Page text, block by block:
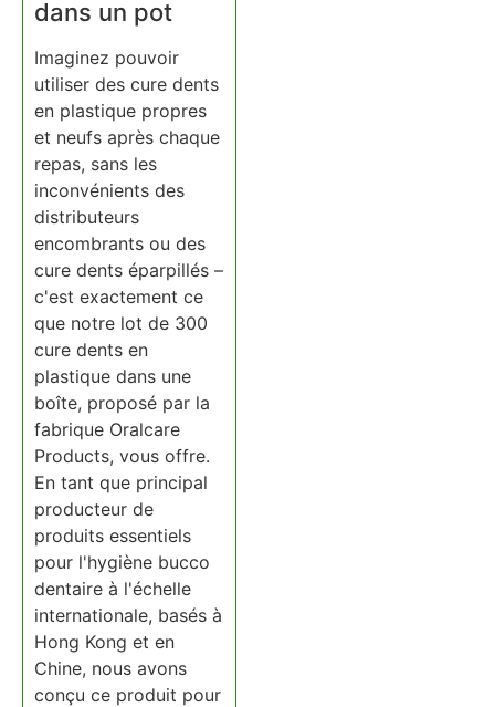
dans un pot
Imaginez pouvoir
utiliser des cure dents
en plastique propres
et neufs après chaque
repas, sans les
inconvénients des
distributeurs
encombrants ou des
cure dents éparpillés –
c'est exactement ce
que notre lot de 300
cure dents en
plastique dans une
boîte, proposé par la
fabrique Oralcare
Products, vous offre.
En tant que principal
producteur de
produits essentiels
pour l'hygiène bucco
dentaire à l'échelle
internationale, basés à
Hong Kong et en
Chine, nous avons
conçu ce produit pour